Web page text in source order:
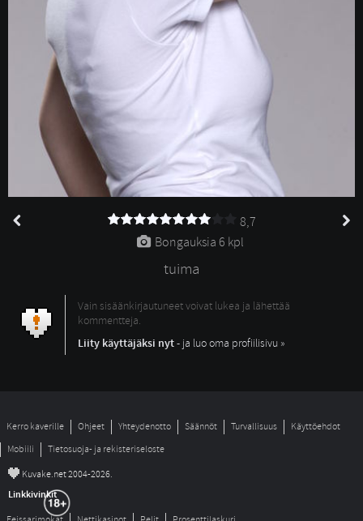
8,7
Bongauksia 6 kpl
tuima
Vain sisäänkirjautuneet voivat lukea ja lähettää
kommentteja.
Liity käyttäjäksi nyt- ja luo oma profiilisivu »
Kerro kaverille Ohjeet Yhteydenotto Säännöt Turvallisuus
Käyttöehdot
Mobiili
Tietosuoja- ja rekisteriseloste
© Kuvake.net 2004-2026.
Linkkivinkit